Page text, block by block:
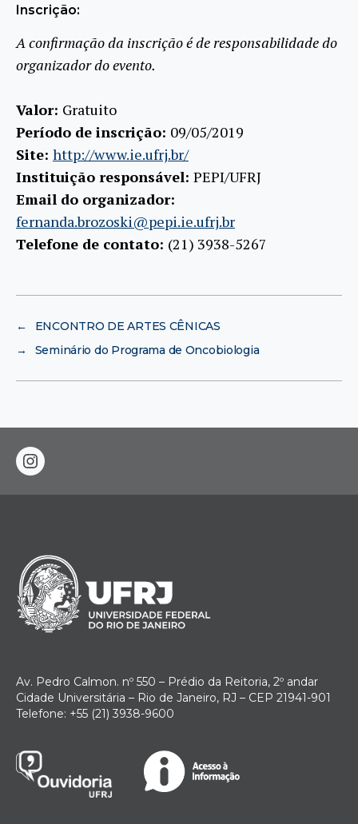
Inscrição:
A confirmação da inscrição é de responsabilidade do
organizador do evento.
Valor: Gratuito
Período de inscrição: 09/05/2019
Site: http://www.ie.ufrj.br/
Instituição responsável: PEPI/UFRJ
Email do organizador:
fernanda.brozoski@pepi.ie.ufrj.br
Telefone de contato: (21) 3938-5267
←
ENCONTRO DE ARTES CÊNICAS
→
Seminário do Programa de Oncobiologia
instagram
Av. Pedro Calmon. nº 550 – Prédio da Reitoria, 2º andar
Cidade Universitária – Rio de Janeiro, RJ – CEP 21941-901
Telefone: +55 (21) 3938-9600